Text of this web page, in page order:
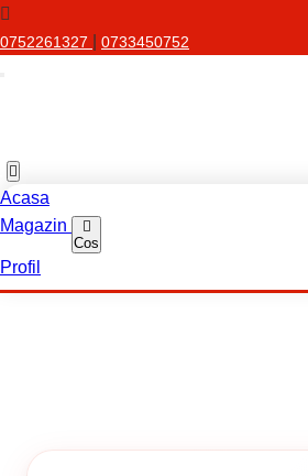
0752261327 0733450752
Acasa
Magazin
Cos
Profil